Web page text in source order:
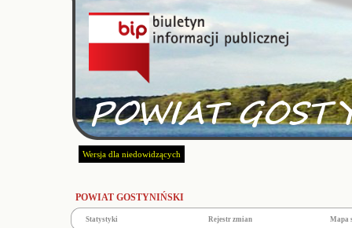
Wersja dla niedowidzących
POWIAT GOSTYNIŃSKI
Statystyki Rejestr zmian Mapa